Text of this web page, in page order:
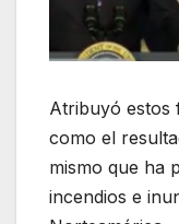
Atribuyó estos
como el
mismo que ha
incendios e